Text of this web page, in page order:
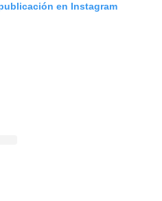
en Instagram